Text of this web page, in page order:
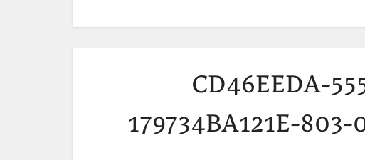
CD46EEDA-
179734BA121E-